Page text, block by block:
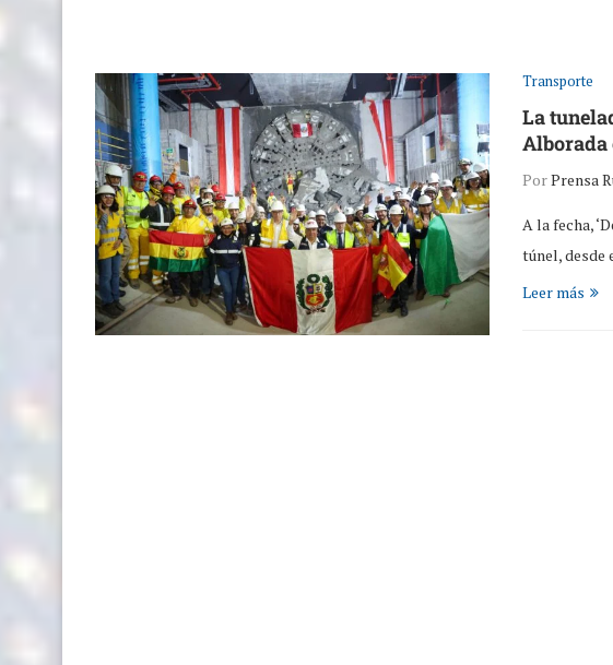
Transporte
La
Alborada
PorPrensa
A la fecha,
túnel, desde
Leer más